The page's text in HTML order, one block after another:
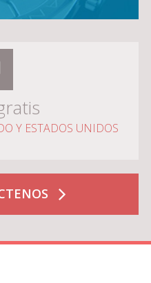
Y ESTADOS UNIDOS